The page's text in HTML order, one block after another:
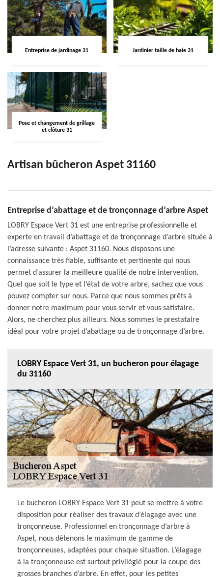
Entreprise de jardinage 31 Jardinier taille de haie 31
Pose et changement de grillage
et clôture 31
Artisan bûcheron Aspet 31160
Entreprise d’abattage et de tronçonnage d’arbre Aspet
LOBRY Espace Vert 31 est une entreprise professionnelle et
experte en travail d’abattage et de tronçonnage d’arbre située à
l’adresse suivante : Aspet 31160. Nous disposons une
connaissance très fiable, suffisante et pertinente qui nous
permet d’assurer la meilleure qualité de notre intervention.
Quel que soit le type et l’état de votre arbre, sachez que vous
pouvez compter sur nous. Parce que nous sommes prêts à
donner notre maximum pour vous servir et vous satisfaire.
Alors, ne cherchez plus ailleurs. Nous sommes le prestataire
idéal pour votre projet d’abattage ou de tronçonnage d’arbre.
LOBRY Espace Vert 31, un bucheron pour élagage
du 31160
Le bucheron LOBRY Espace Vert 31 peut se mettre à votre
disposition pour réaliser des travaux d’élagage avec une
tronçonneuse. Professionnel en tronçonnage d’arbre à
Aspet, nous détenons le maximum de gamme de
tronçonneuses, adaptées pour chaque situation. L’élagage
à la tronçonneuse est surtout privilégié pour la coupe des
grosses branches d’arbre. En effet, pour les petites